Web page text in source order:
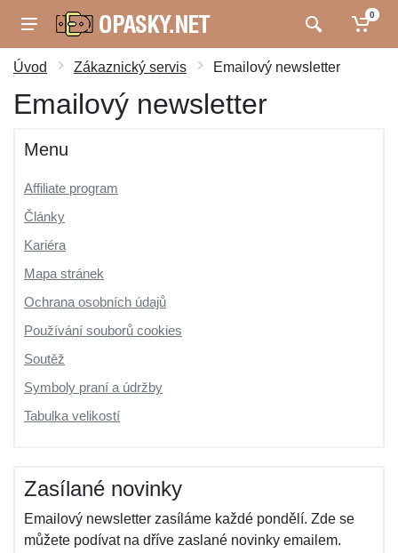
0
Úvod Zákaznický servis Emailový newsletter
Emailový newsletter
Menu
Affiliate program
Články
Kariéra
Mapa stránek
Ochrana osobních údajů
Používání souborů cookies
Soutěž
Symboly praní a údržby
Tabulka velikostí
Zasílané novinky
Emailový newsletter zasíláme každé pondělí. Zde se
můžete podívat na dříve zaslané novinky emailem.